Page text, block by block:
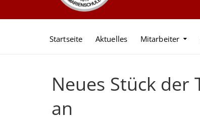
Startseite Aktuelles Mitarbeiter
Neues Stück
an